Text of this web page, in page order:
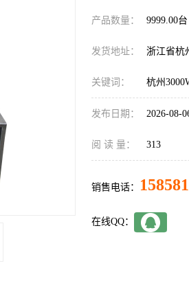
产品数量： 9999.00台
发货地址： 浙江省杭
关键词： 杭州
发布日期： 2026-08-
阅 读 量： 313
销售电话：
在线QQ：